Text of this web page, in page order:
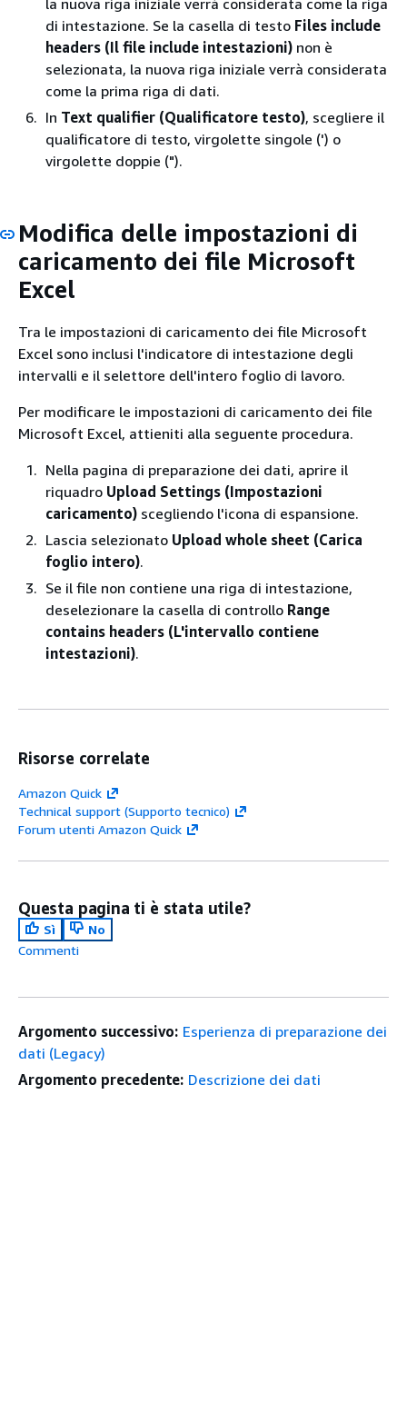
di intestazione. Se la casella di testo Files include
headers (Il file include intestazioni) non è
selezionata, la nuova riga iniziale verrà considerata
come la prima riga di dati.
In Text qualifier (Qualificatore testo), scegliere il
qualificatore di testo, virgolette singole (') o
virgolette doppie (").
Modifica delle impostazioni di
caricamento dei file Microsoft
Excel
Tra le impostazioni di caricamento dei file Microsoft
Excel sono inclusi l'indicatore di intestazione degli
intervalli e il selettore dell'intero foglio di lavoro.
Per modificare le impostazioni di caricamento dei file
Microsoft Excel, attieniti alla seguente procedura.
Nella pagina di preparazione dei dati, aprire il
riquadro Upload Settings (Impostazioni
caricamento) scegliendo l'icona di espansione.
Lascia selezionato Upload whole sheet (Carica
foglio intero).
Se il file non contiene una riga di intestazione,
deselezionare la casella di controllo Range
contains headers (L'intervallo contiene
intestazioni).
Risorse correlate
Amazon Quick
Technical support (Supporto tecnico)
Forum utenti Amazon Quick
Questa pagina ti è stata utile?
Sì
No
Commenti
Argomento successivo: Esperienza di preparazione dei
dati (Legacy)
Argomento precedente: Descrizione dei dati